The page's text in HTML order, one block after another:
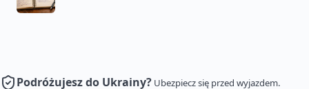
Podróżujesz do Ukrainy? Ubezpiecz się przed wyjazdem.